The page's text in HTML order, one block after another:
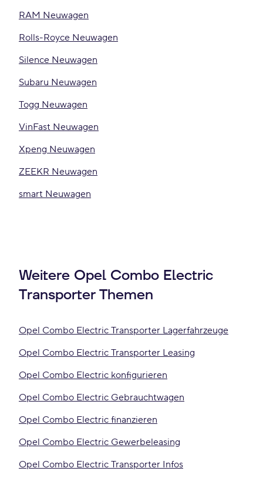
RAM Neuwagen
Rolls-Royce Neuwagen
Silence Neuwagen
Subaru Neuwagen
Togg Neuwagen
VinFast Neuwagen
Xpeng Neuwagen
ZEEKR Neuwagen
smart Neuwagen
Weitere Opel Combo Electric
Transporter Themen
Opel Combo Electric Transporter Lagerfahrzeuge
Opel Combo Electric Transporter Leasing
Opel Combo Electric konfigurieren
Opel Combo Electric Gebrauchtwagen
Opel Combo Electric finanzieren
Opel Combo Electric Gewerbeleasing
Opel Combo Electric Transporter Infos